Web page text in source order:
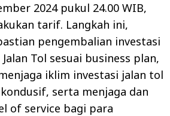
2024 pukul 24.00 WIB,
tarif. Langkah ini,
pengembalian investasi
Tol sesuai business plan,
iklim investasi jalan tol
serta menjaga dan
of service bagi para